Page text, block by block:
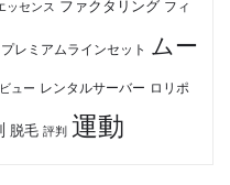
ッセンス ファクタリング フィ
レミアムラインセット ムー
ュー レンタルサーバー ロリポ
脱毛 評判 運動